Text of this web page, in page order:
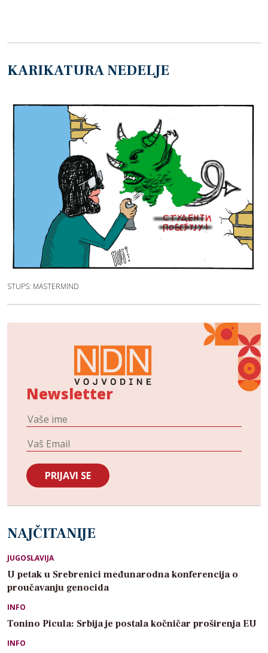
KARIKATURA NEDELJE
STUPS: MASTERMIND
Newsletter
NAJČITANIJE
JUGOSLAVIJA
U petak u Srebrenici međunarodna konferencija o
proučavanju genocida
INFO
Tonino Picula: Srbija je postala kočničar proširenja EU
INFO